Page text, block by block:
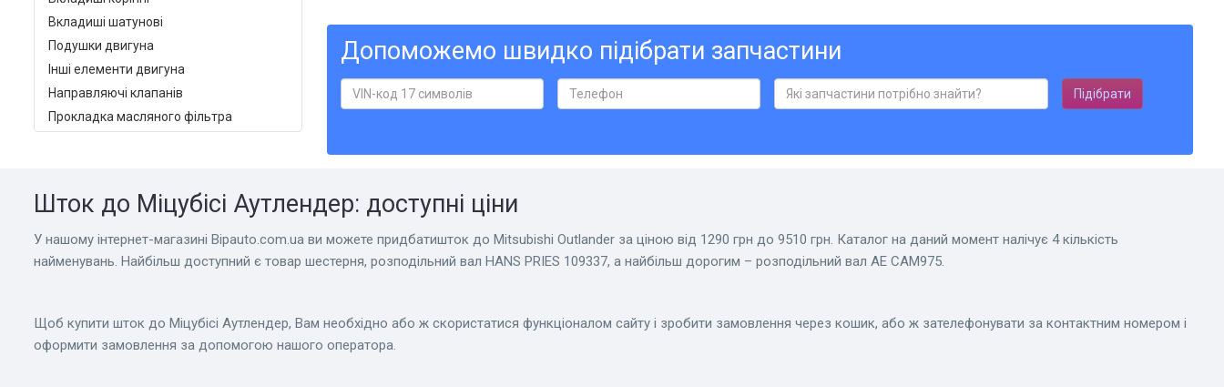
Вкладиші шатунові
Подушки двигуна
Інші елементи двигуна
Направляючі клапанів
Прокладка масляного фільтра
Допоможемо швидко підібрати запчастини
Підібрати
Шток до Міцубісі Аутлендер: доступні ціни
У нашому інтернет-магазині Bіpauto.com.ua ви можете придбатишток до Mitsubishi Outlander за ціною від 1290 грн до 9510 грн. Каталог на даний момент налічує 4 кількість
найменувань. Найбільш доступний є товар шестерня, розподільний вал HANS PRIES 109337, а найбільш дорогим – розподільний вал AE CAM975.
Щоб купити шток до Міцубісі Аутлендер, Вам необхідно або ж скористатися функціоналом сайту і зробити замовлення через кошик, або ж зателефонувати за контактним номером і
оформити замовлення за допомогою нашого оператора.